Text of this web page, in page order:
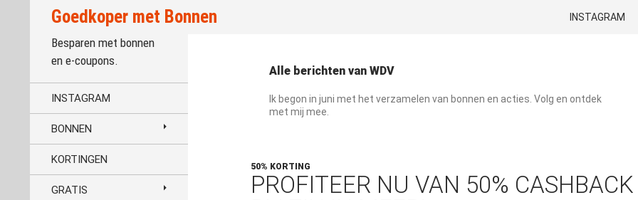
Goedkoper met Bonnen
Zoeken
INSTAGRAM
Alle berichten van WDV
Ik begon in juni met het verzamelen van bonnen en acties. Volg en ontdek
met mij mee.
50% KORTING
PROFITEER NU VAN 50% CASHBACK
Besparen met bonnen
en e-coupons.
INSTAGRAM
BONNEN
KORTINGEN
GRATIS